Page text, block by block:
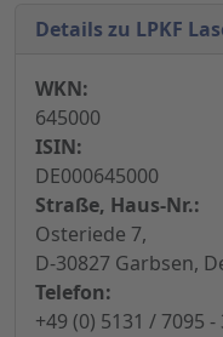
Details zu LPKF
WKN:
645000
ISIN:
DE000645000
Straße, Haus-Nr.:
Osteriede 7,
D-30827 Garbsen,
Telefon:
+49 (0) 5131 / 7095 -